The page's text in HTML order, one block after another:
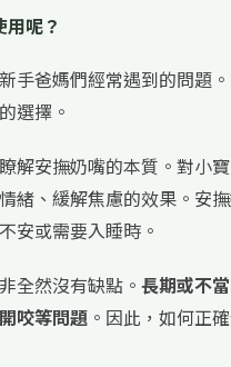
呢？
手爸媽們經常遇到的問題
選擇。
解安撫奶嘴的本質。對小
緒、緩解焦慮的效果。安
安或需要入睡時。
全然沒有缺點。 長期或不
咬等問題 。因此，如何正